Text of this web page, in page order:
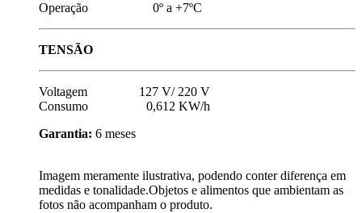
Operação 0º a +7ºC
TENSÃO
Voltagem 127 V/ 220 V
Consumo 0,612 KW/h
Garantia: 6 meses
Imagem meramente ilustrativa, podendo conter diferença em
medidas e tonalidade.Objetos e alimentos que ambientam as
fotos não acompanham o produto.